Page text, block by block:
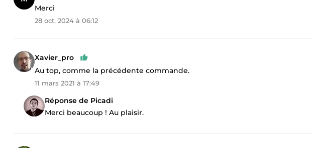
Merci
28 oct. 2024 à 06:12
Xavier_pro
Au top, comme la précédente commande.
11 mars 2021 à 17:49
Réponse de Picadi
Merci beaucoup ! Au plaisir.